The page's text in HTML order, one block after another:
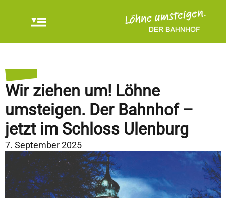
Wir ziehen um! Löhne
umsteigen. Der Bahnhof –
jetzt im Schloss Ulenburg
7. September 2025